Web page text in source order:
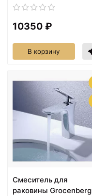
10350 ₽
В корзину
Cмеситель для
раковины Grocenberg